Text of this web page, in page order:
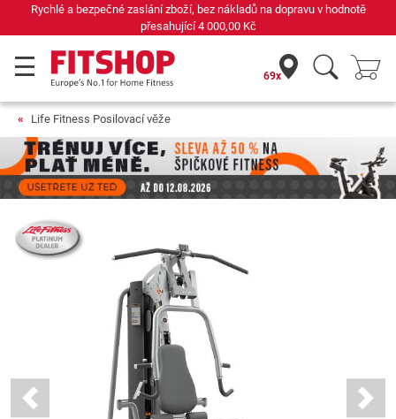
Již 42 let váš odborník na domácí fitness
69x
Life Fitness Posilovací věže
Previous Next